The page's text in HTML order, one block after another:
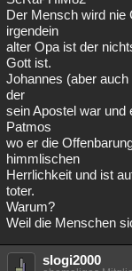
Der Mensch wird nie
irgendein
alter Opa ist der
Gott ist.
Johannes (aber
der
sein Apostel war und
Patmos
wo er die
himmlischen
Herrlichkeit und ist
toter.
Warum?
Weil die Menschen
slogi2000